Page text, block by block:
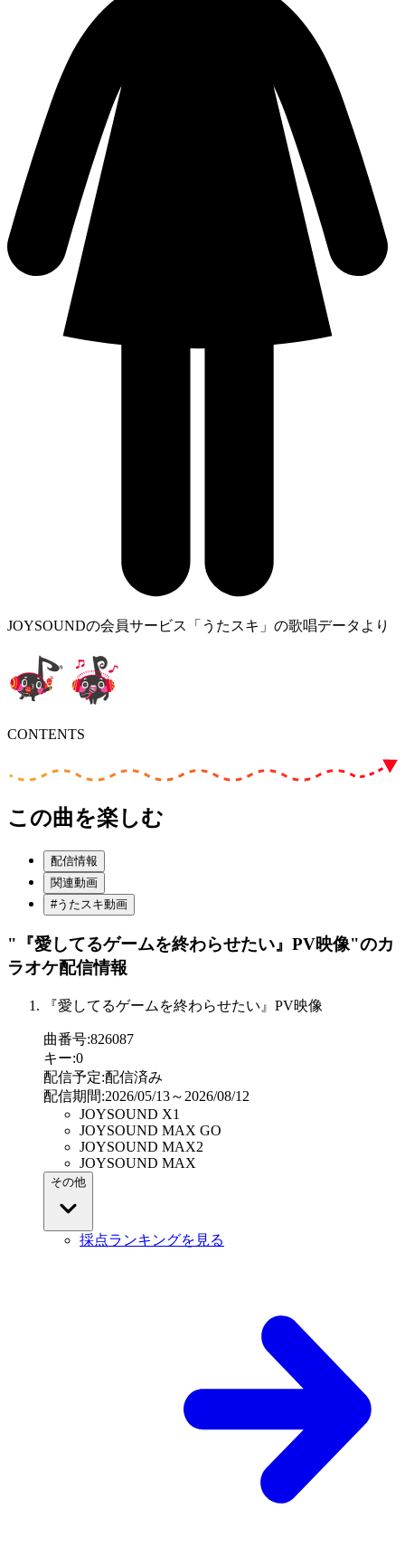
JOYSOUNDの会員サービス「うたスキ」の歌唱データより
CONTENTS
この曲を楽しむ
配信情報
関連動画
#うたスキ動画
"『愛してるゲームを終わらせたい』PV映像"のカ
ラオケ配信情報
『愛してるゲームを終わらせたい』PV映像
曲番号:826087
キー:0
配信予定:配信済み
配信期間:2026/05/13～2026/08/12
JOYSOUND X1
JOYSOUND MAX GO
JOYSOUND MAX2
JOYSOUND MAX
その他
採点ランキングを見る